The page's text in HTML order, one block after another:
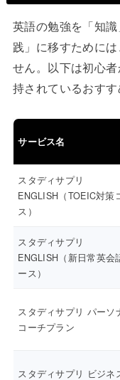
英語の勉強を「知
践」に移すために
せん。以下は初心
持されているおすす
サービス名
スタディサプリ
ENGLISH（TOEIC対策
ス）
スタディサプリ
ENGLISH（新日常英会
ース）
スタディサプリ パーソ
コーチプラン
スタディサプリ ビジネ